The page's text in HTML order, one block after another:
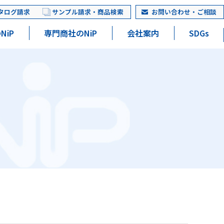
ログ請求 サンプル請求・商品検索 お問い合わせ・ご相談
専門商社のNiP 会社案内 SDGs